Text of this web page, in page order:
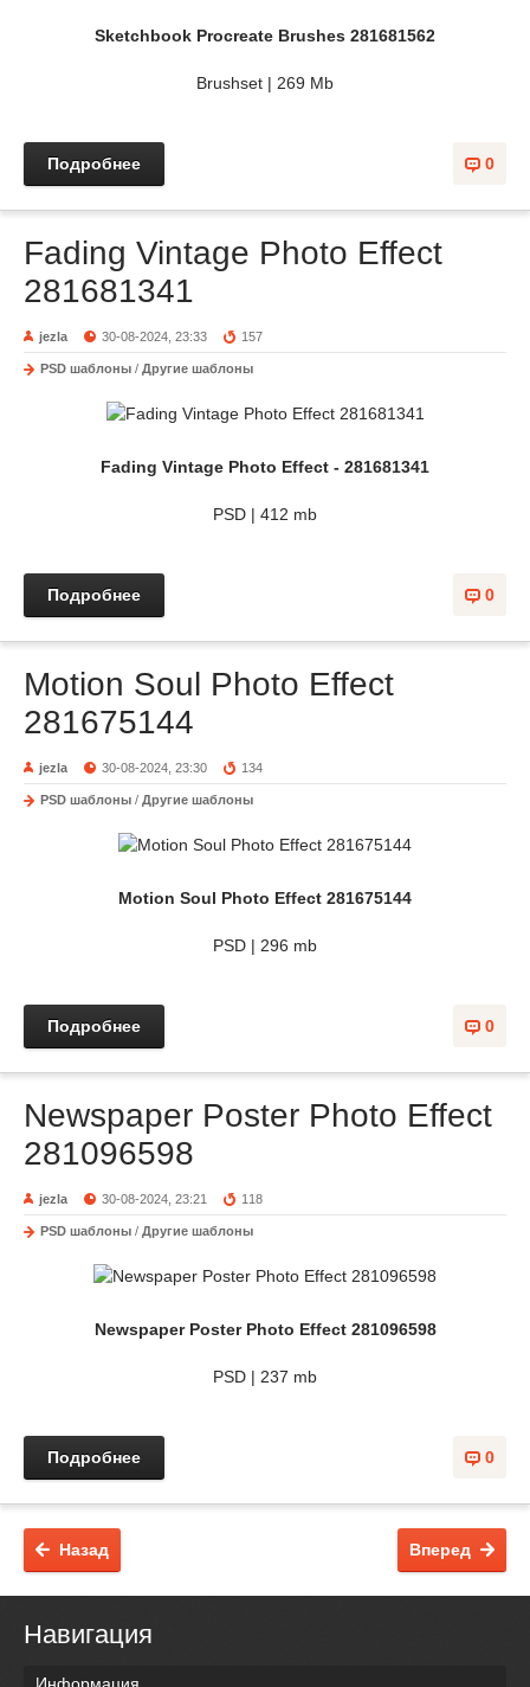
Sketchbook Procreate Brushes 281681562
Brushset | 269 Mb
0
Подробнее
Fading Vintage Photo Effect
281681341
jezla 30-08-2024, 23:33 157
PSD шаблоны / Другие шаблоны
Fading Vintage Photo Effect - 281681341
PSD | 412 mb
0
Подробнее
Motion Soul Photo Effect
281675144
jezla 30-08-2024, 23:30 134
PSD шаблоны / Другие шаблоны
Motion Soul Photo Effect 281675144
PSD | 296 mb
0
Подробнее
Newspaper Poster Photo Effect
281096598
jezla 30-08-2024, 23:21 118
PSD шаблоны / Другие шаблоны
Newspaper Poster Photo Effect 281096598
PSD | 237 mb
0
Подробнее
Вперед
Назад
Навигация